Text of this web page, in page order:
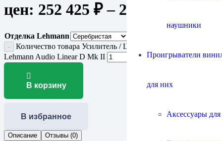
наушники
Проигрыватели
для них
Аксессуары
цен: 252 425 ₽ – 267 375 ₽
Отделка Lehmann
Количество товара Усилитель / ЦАП для наушников
Lehmann Audio Linear D Mk II
В корзину
В избранное
Описание
Отзывы (0)